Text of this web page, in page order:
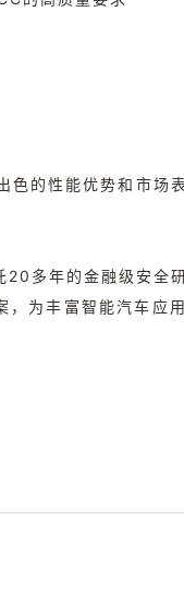
的性能优势和市场
多年的金融级安全
为丰富智能汽车应